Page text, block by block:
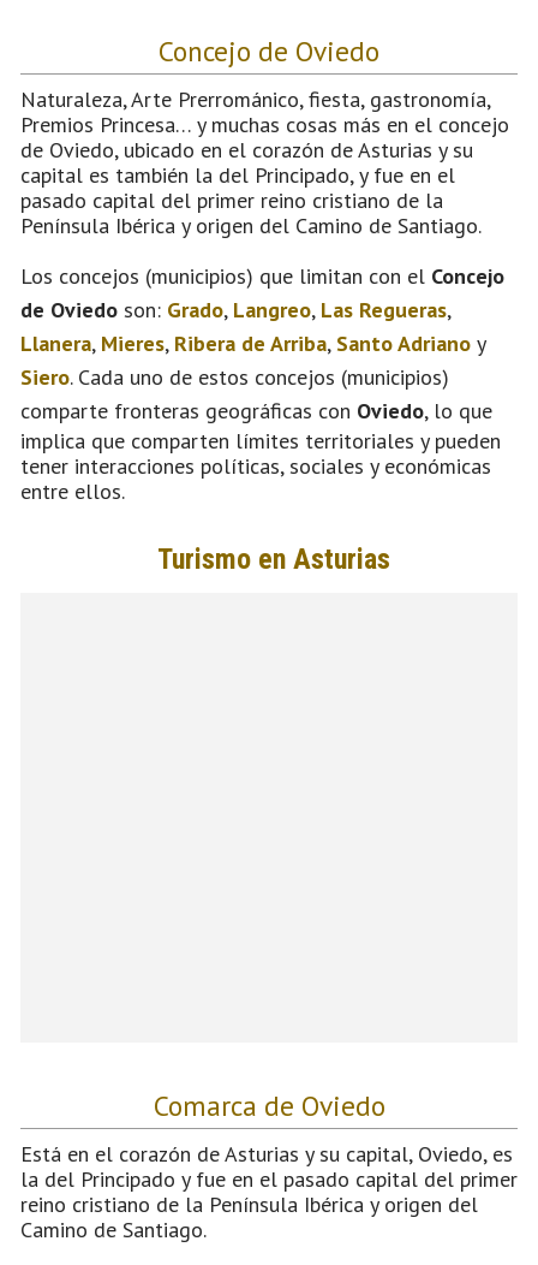
Concejo de Oviedo
Naturaleza, Arte Prerrománico, fiesta, gastronomía,
Premios Princesa… y muchas cosas más en el concejo
de Oviedo, ubicado en el corazón de Asturias y su
capital es también la del Principado, y fue en el
pasado capital del primer reino cristiano de la
Península Ibérica y origen del Camino de Santiago.
Los concejos (municipios) que limitan con el Concejo
de Oviedo son: Grado, Langreo, Las Regueras,
Llanera, Mieres, Ribera de Arriba, Santo Adriano y
Siero. Cada uno de estos concejos (municipios)
comparte fronteras geográficas con Oviedo, lo que
implica que comparten límites territoriales y pueden
tener interacciones políticas, sociales y económicas
entre ellos.
Comarca de Oviedo
Está en el corazón de Asturias y su capital, Oviedo, es
la del Principado y fue en el pasado capital del primer
reino cristiano de la Península Ibérica y origen del
Camino de Santiago.